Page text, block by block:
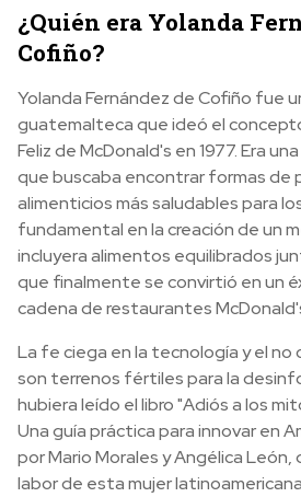
¿Quién era Yolanda
Cofiño?
Yolanda Fernández de Cofiño fue
guatemalteca que ideó el
Feliz de McDonald's en 1977. Era
que buscaba encontrar formas de
alimenticios más saludables para
fundamental en la creación de un
incluyera alimentos equilibrados
que finalmente se convirtió en un
cadena de restaurantes
La fe ciega en la tecnología y el
son terrenos fértiles para la
hubiera leído el libro "Adiós a los
Una guía práctica para innovar en
por Mario Morales y Angélica
labor de esta mujer